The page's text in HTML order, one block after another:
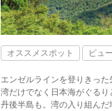
オススメスポット ビュ
エンゼルラインを登りきっ
湾だけでなく日本海がぐる
丹後半島も。湾の入り組ん